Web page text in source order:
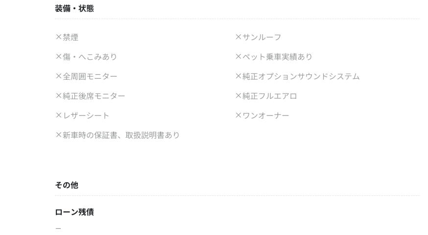
装備・状態
禁煙
サンルーフ
傷・へこみあり
ペット乗車実績あり
全周囲モニター
純正オプションサウンドシステム
純正後席モニター
純正フルエアロ
レザーシート
ワンオーナー
新車時の保証書、取扱説明書あり
その他
ローン残債
－